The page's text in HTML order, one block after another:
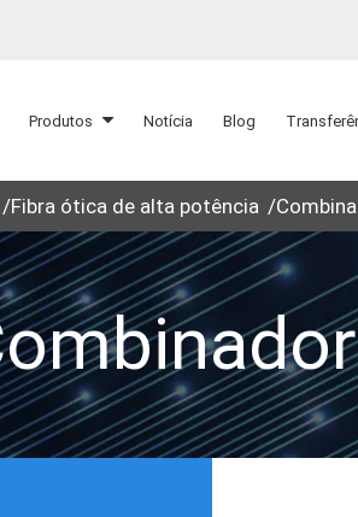
Produtos Notícia Blog
Fibra ótica de alta potência